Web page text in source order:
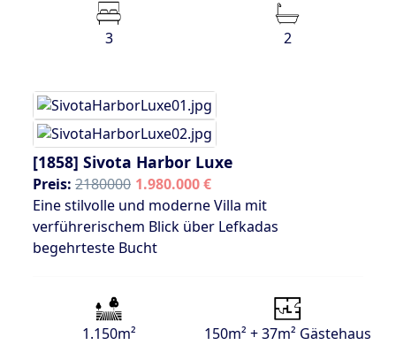
3 2
[1858] Sivota Harbor Luxe
Preis: 2180000 1.980.000 €
Eine stilvolle und moderne Villa mit
verführerischem Blick über Lefkadas
begehrteste Bucht
1.150m² 150m² + 37m² Gästehaus